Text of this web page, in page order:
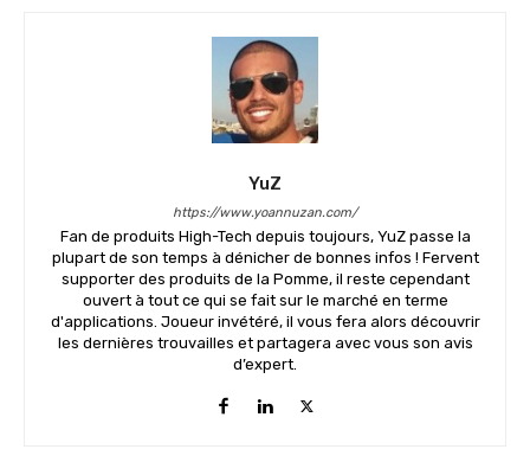
YuZ
https://www.yoannuzan.com/
Fan de produits High-Tech depuis toujours, YuZ passe la
plupart de son temps à dénicher de bonnes infos ! Fervent
supporter des produits de la Pomme, il reste cependant
ouvert à tout ce qui se fait sur le marché en terme
d'applications. Joueur invétéré, il vous fera alors découvrir
les dernières trouvailles et partagera avec vous son avis
d’expert.